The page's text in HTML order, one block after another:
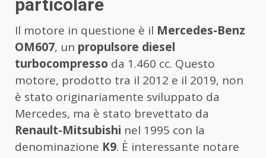
particolare
Il motore in questione è il Mercedes-Benz
OM607, un propulsore diesel
turbocompresso da 1.460 cc. Questo
motore, prodotto tra il 2012 e il 2019, non
è stato originariamente sviluppato da
Mercedes, ma è stato brevettato da
Renault-Mitsubishi nel 1995 con la
denominazione K9. È interessante notare